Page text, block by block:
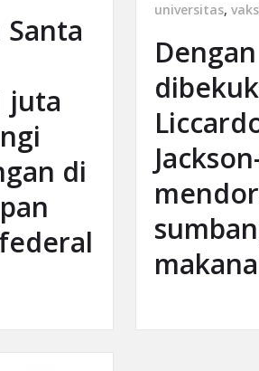
juta
di
universitas,
Dengan